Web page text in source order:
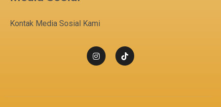
Kontak Media Sosial Kami